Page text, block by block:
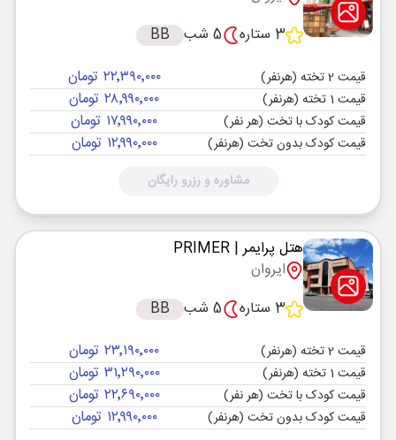
3 ستاره
5 شب BB
قیمت 2 تخته (هرنفر) ۲۲٬۳۹۰٬۰۰۰ تومان
قیمت 1 تخته (هرنفر) ۲۸٬۹۹۰٬۰۰۰ تومان
قیمت کودک با تخت (هر نفر) ۱۷٬۹۹۰٬۰۰۰ تومان
قیمت کودک بدون تخت (هرنفر) ۱۲٬۹۹۰٬۰۰۰ تومان
مشاوره و رزرو رایگان
هتل پرایمر| PRIMER
ایروان
3 ستاره
5 شب BB
قیمت 2 تخته (هرنفر) ۲۳٬۱۹۰٬۰۰۰ تومان
قیمت 1 تخته (هرنفر) ۳۱٬۲۹۰٬۰۰۰ تومان
قیمت کودک با تخت (هر نفر) ۲۲٬۶۹۰٬۰۰۰ تومان
قیمت کودک بدون تخت (هرنفر) ۱۲٬۹۹۰٬۰۰۰ تومان